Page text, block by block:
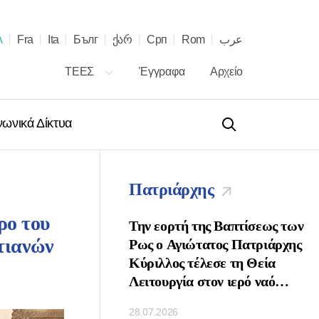
Fra Ita Бълг ქარ Срп Rom عرب
ΤΕΕΣ Έγγραφα Αρχείο
Δίκτυα
του
Πατριάρχης
ἑορτῇ τῶν
τοῦ Πατριάρχου
Την εορτή της Βαπτίσεως των
Ρως ο Αγιώτατος Πατριάρχης
Κύριλλος τέλεσε τη Θεία
Λειτουργία στον ιερό ναό
28.07.2026